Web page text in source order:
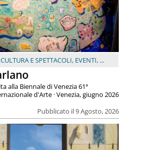
CULTURA E SPETTACOLI, EVENTI, ...
Pubblicato il 9 Agosto, 2026
alla Biennale di Venezia 61ª
d'Arte · Venezia, giugno 2026